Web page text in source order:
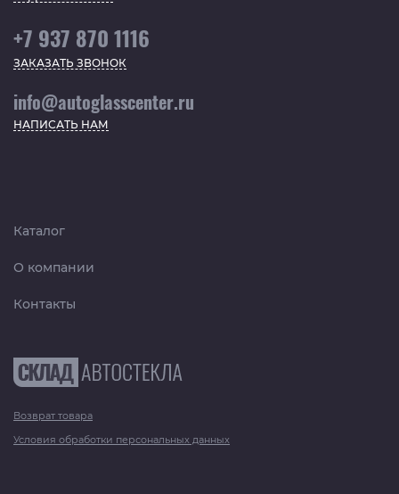
+7 937 870 1116
ЗАКАЗАТЬ ЗВОНОК
info@autoglasscenter.ru
НАПИСАТЬ НАМ
Каталог
О компании
Контакты
Возврат товара
Условия обработки персональных данных